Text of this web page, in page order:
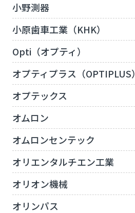
小野測器
小原歯車工業（KHK）
Opti（オプティ）
オプティプラス（OPTIPLUS）
オプテックス
オムロン
オムロンセンテック
オリエンタルチエン工業
オリオン機械
オリンパス